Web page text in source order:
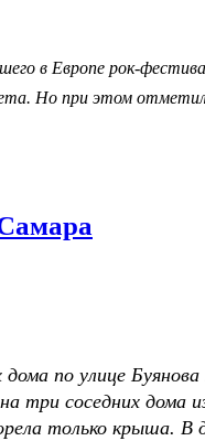
в Европе рок-
Но при этом
по улице
три соседних дома
только